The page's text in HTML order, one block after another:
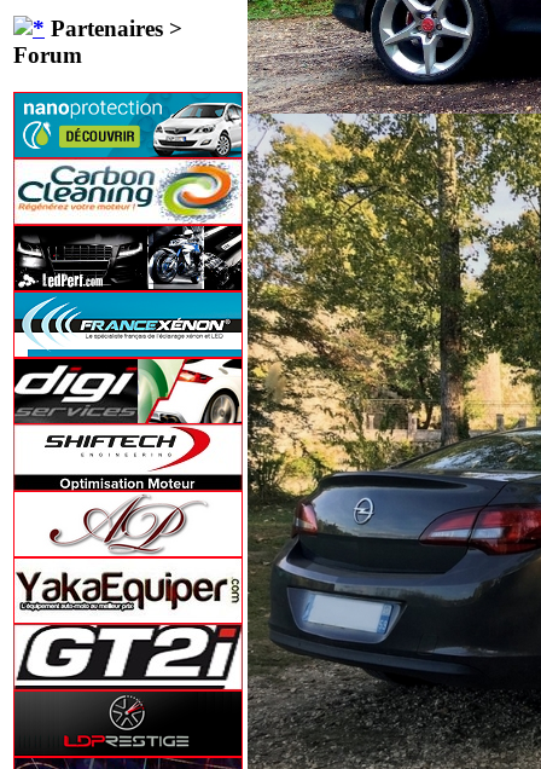
Partenaires >
Forum